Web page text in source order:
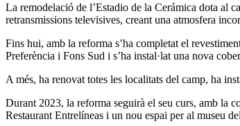
La remodelació de l’Estadio de la Cerámica dota al
retransmissions televisives, creant una atmosfera
Fins hui, amb la reforma s’ha completat el
Preferència i Fons Sud i s’ha instal·lat una nova
A més, ha renovat totes les localitats del camp, ha
Durant 2023, la reforma seguirà el seu curs, amb la
Restaurant Entrelíneas i un nou espai per al museu